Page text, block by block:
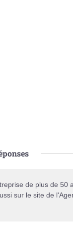
de plus de 50
sur le site de